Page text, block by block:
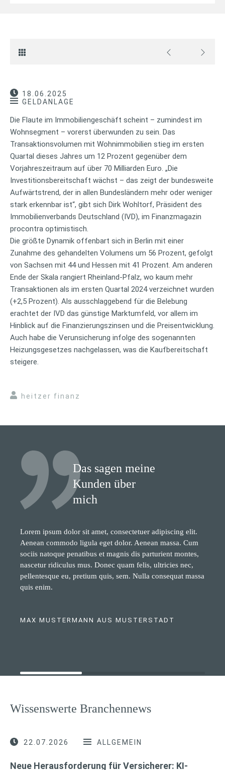
18.06.2025
GELDANLAGE
Die Flaute im Immobiliengeschäft scheint – zumindest im
Wohnsegment – vorerst überwunden zu sein. Das
Transaktionsvolumen mit Wohnimmobilien stieg im ersten
Quartal dieses Jahres um 12 Prozent gegenüber dem
Vorjahreszeitraum auf über 70 Milliarden Euro. „Die
Investitionsbereitschaft wächst – das zeigt der bundesweite
Aufwärtstrend, der in allen Bundesländern mehr oder weniger
stark erkennbar ist“, gibt sich Dirk Wohltorf, Präsident des
Immobilienverbands Deutschland (IVD), im Finanzmagazin
procontra optimistisch.
Die größte Dynamik offenbart sich in Berlin mit einer
Zunahme des gehandelten Volumens um 56 Prozent, gefolgt
von Sachsen mit 44 und Hessen mit 41 Prozent. Am anderen
Ende der Skala rangiert Rheinland-Pfalz, wo kaum mehr
Transaktionen als im ersten Quartal 2024 verzeichnet wurden
(+2,5 Prozent). Als ausschlaggebend für die Belebung
erachtet der IVD das günstige Marktumfeld, vor allem im
Hinblick auf die Finanzierungszinsen und die Preisentwicklung.
Auch habe die Verunsicherung infolge des sogenannten
Heizungsgesetzes nachgelassen, was die Kaufbereitschaft
steigere.
heitzer finanz
Das sagen meine
Kunden über
mich
Lorem ipsum dolor sit amet, consectetuer adipiscing elit.
Aenean commodo ligula eget dolor. Aenean massa. Cum
sociis natoque penatibus et magnis dis parturient montes,
nascetur ridiculus mus. Donec quam felis, ultricies nec,
pellentesque eu, pretium quis, sem. Nulla consequat massa
quis enim.
MAX MUSTERMANN AUS MUSTERSTADT
Wissenswerte Branchennews
22.07.2026 ALLGEMEIN
Neue Herausforderung für Versicherer: KI-